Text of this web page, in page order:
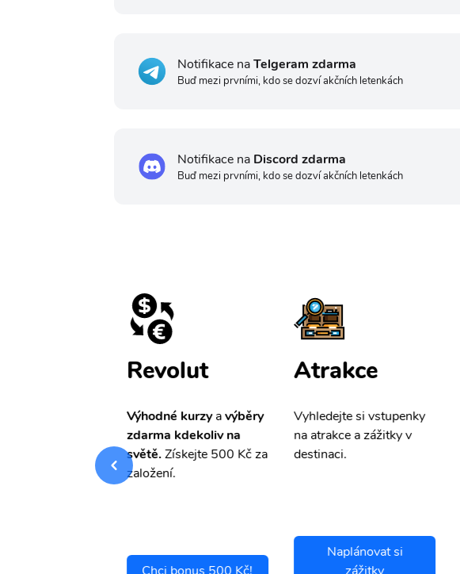
Notifikace naTelgeram zdarma
Buď mezi prvními, kdo se dozví akčních letenkách
Notifikace na Discord zdarma
Buď mezi prvními, kdo se dozví akčních letenkách
Revolut
Výhodné kurzyavýběry
zdarma kdekoliv na
světě.Získejte 500 Kč za
založení.
Atrakce
Vyhledejte si vstupenky
na atrakce a zážitky v
destinaci.
Naplánovat si